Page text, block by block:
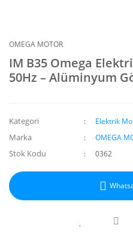
OMEGA MOTOR
IM B35 Omega
50Hz – Alüminyum
Kategori Elektrik
Marka OMEGA
Stok Kodu 0362